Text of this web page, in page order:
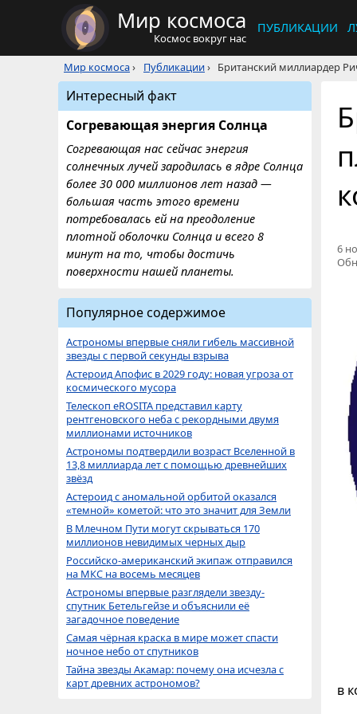
Мир космоса
Космос вокруг нас
ПУБЛИКАЦИИ
Мир космоса› Публикации› Британский миллиардер
6
в
Интересный факт
Согревающая энергия Солнца
Согревающая нас сейчас энергия
солнечных лучей зародилась в ядре Солнца
более 30 000 миллионов лет назад —
большая часть этого времени
потребовалась ей на преодоление
плотной оболочки Солнца и всего 8
минут на то, чтобы достичь
поверхности нашей планеты.
Популярное содержимое
Астрономы впервые сняли гибель массивной
звезды с первой секунды взрыва
Астероид Апофис в 2029 году: новая угроза от
космического мусора
Телескоп eROSITA представил карту
рентгеновского неба с рекордными двумя
миллионами источников
Астрономы подтвердили возраст Вселенной в
13,8 миллиарда лет с помощью древнейших
звёзд
Астероид с аномальной орбитой оказался
«темной» кометой: что это значит для Земли
В Млечном Пути могут скрываться 170
миллионов невидимых черных дыр
Российско-американский экипаж отправился
на МКС на восемь месяцев
Астрономы впервые разглядели звезду-
спутник Бетельгейзе и объяснили её
загадочное поведение
Самая чёрная краска в мире может спасти
ночное небо от спутников
Тайна звезды Акамар: почему она исчезла с
карт древних астрономов?